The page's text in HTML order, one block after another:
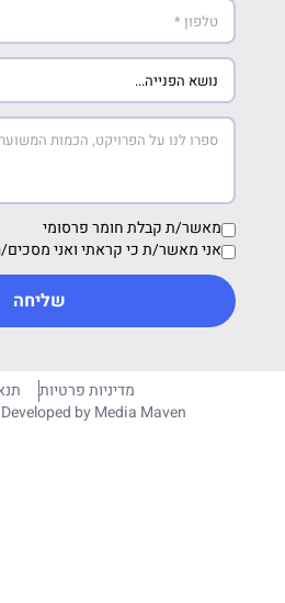
מאשר/ת קבלת חומר פרסומי
אני מאשר/ת כי קראתי ואני מסכים/ה
שליחה
מדיניות פרטיות
| Developed byMedia Maven